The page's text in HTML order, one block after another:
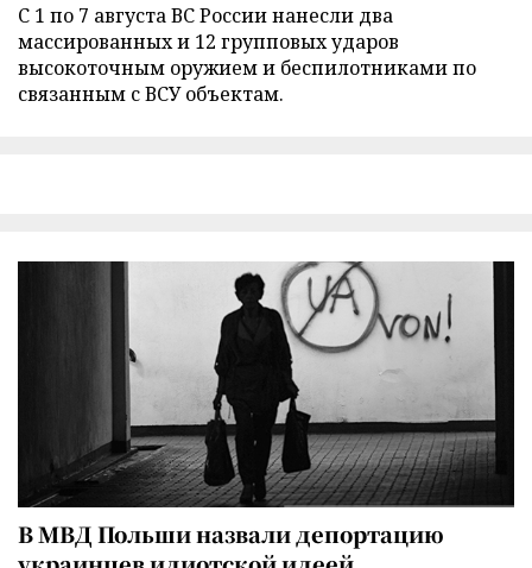
С 1 по 7 августа ВС России нанесли два
массированных и 12 групповых ударов
высокоточным оружием и беспилотниками по
связанным с ВСУ объектам.
В МВД Польши назвали депортацию